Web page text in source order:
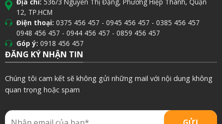
12, TP.HCM
Điện thoại: 0375 456 457 - 0945 456 457 - 0385 456 457
0948 456 457 - 0944 456 457 - 0859 456 457
Góp ý: 0918 456 457
ĐĂNG KÝ NHẬN TIN
Chúng tôi cam kết sẽ không gửi những mail với nội dung không
quan trọng hoặc spam